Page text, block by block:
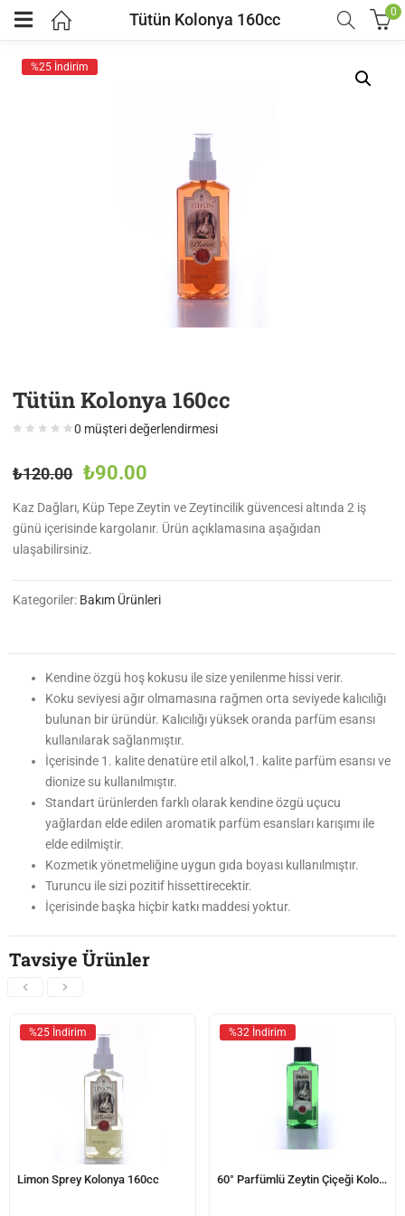
Tütün Kolonya 160cc 0
%25 İndirim
Tütün Kolonya 160cc
0 müşteri değerlendirmesi
₺120.00 ₺90.00
Kaz Dağları, Küp Tepe Zeytin ve Zeytincilik güvencesi altında 2 iş
günü içerisinde kargolanır. Ürün açıklamasına aşağıdan
ulaşabilirsiniz.
Kategoriler: Bakım Ürünleri
Kendine özgü hoş kokusu ile size yenilenme hissi verir.
Koku seviyesi ağır olmamasına rağmen orta seviyede kalıcılığı
bulunan bir üründür. Kalıcılığı yüksek oranda parfüm esansı
kullanılarak sağlanmıştır.
İçerisinde 1. kalite denatüre etil alkol,1. kalite parfüm esansı ve
dionize su kullanılmıştır.
Standart ürünlerden farklı olarak kendine özgü uçucu
yağlardan elde edilen aromatik parfüm esansları karışımı ile
elde edilmiştir.
Kozmetik yönetmeliğine uygun gıda boyası kullanılmıştır.
Turuncu ile sizi pozitif hissettirecektir.
İçerisinde başka hiçbir katkı maddesi yoktur.
Tavsiye Ürünler
%25 İndirim
Limon Sprey Kolonya 160cc
%32 İndirim
60° Parfümlü Zeytin Çiçeği Kolonyası 400cc